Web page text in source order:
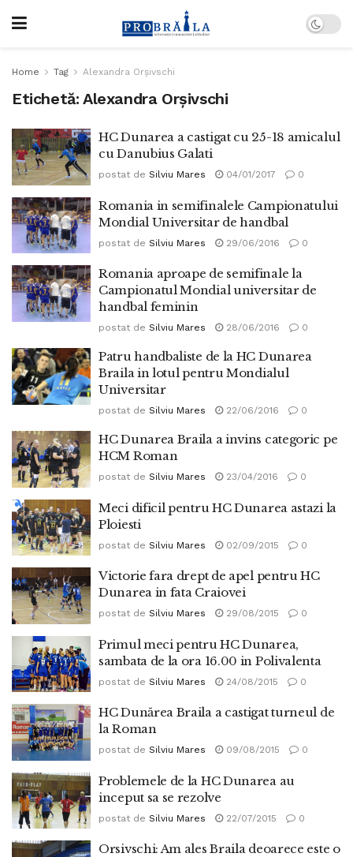
Home Tag Alexandra Orșivschi
Etichetă: Alexandra Orșivschi
HC Dunarea a castigat cu 25-18 amicalul
cu Danubius Galati
postat de Silviu Mares 04/01/2017 0
Romania in semifinalele Campionatului
Mondial Universitar de handbal
postat de Silviu Mares 29/06/2016 0
Romania aproape de semifinale la
Campionatul Mondial universitar de
handbal feminin
postat de Silviu Mares 28/06/2016 0
Patru handbaliste de la HC Dunarea
Braila in lotul pentru Mondialul
Universitar
postat de Silviu Mares 22/06/2016 0
HC Dunarea Braila a invins categoric pe
HCM Roman
postat de Silviu Mares 23/04/2016 0
Meci dificil pentru HC Dunarea astazi la
Ploiesti
postat de Silviu Mares 02/09/2015 0
Victorie fara drept de apel pentru HC
Dunarea in fata Craiovei
postat de Silviu Mares 29/08/2015 0
Primul meci pentru HC Dunarea,
sambata de la ora 16.00 in Polivalenta
postat de Silviu Mares 24/08/2015 0
HC Dunărea Braila a castigat turneul de
la Roman
postat de Silviu Mares 09/08/2015 0
Problemele de la HC Dunarea au
inceput sa se rezolve
postat de Silviu Mares 22/07/2015 0
Orsivschi: Am ales Braila deoarece este o